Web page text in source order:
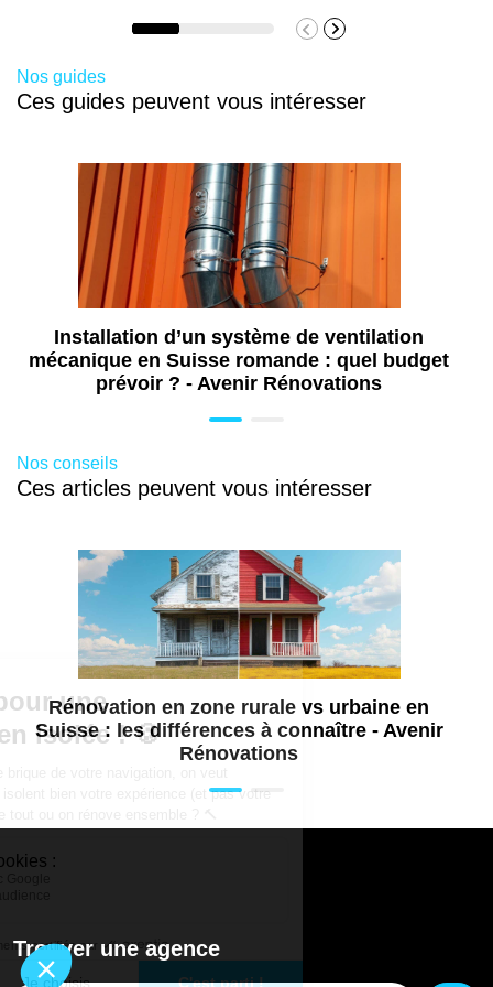
Nos guides
Ces guides peuvent vous intéresser
Installation d’un système de ventilation
mécanique en Suisse romande : quel budget
prévoir ? - Avenir Rénovations
Nos conseils
Ces articles peuvent vous intéresser
Rénovation en zone rurale vs urbaine en
Suisse : les différences à connaître - Avenir
Rénovations
Trouver une agence